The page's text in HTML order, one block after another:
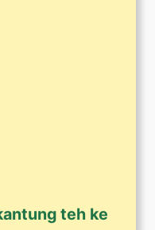
teh ke